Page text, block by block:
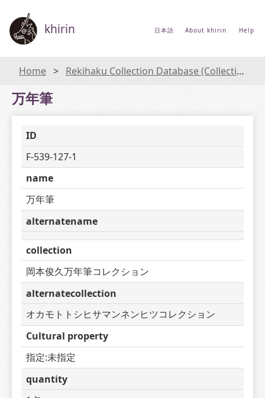
khirin 日本語 About khirin Help
Home Rekihaku Collection Database (Collections Database of the National Museum of Japanese History)
万年筆
ID
F-539-127-1
name
万年筆
alternatename
collection
岡本俊久万年筆コレクション
alternatecollection
オカモトトシヒサマンネンヒツコレクション
Cultural property
指定:未指定
quantity